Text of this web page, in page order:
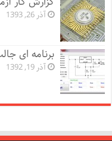
آذر 26, 1393
برنامه ای
آذر 19, 1392